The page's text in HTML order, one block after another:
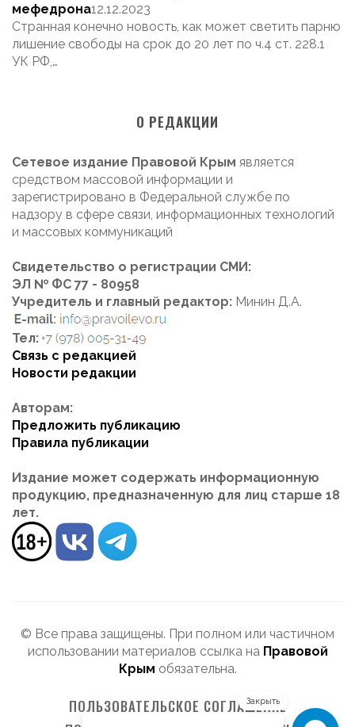
мефедрона12.12.2023
Странная конечно новость, как может светить парню
лишение свободы на срок до 20 лет по ч.4 ст. 228.1
УК РФ,…
О РЕДАКЦИИ
Сетевое издание Правовой Крым является
средством массовой информации и
зарегистрировано в Федеральной службе по
надзору в сфере связи, информационных технологий
и массовых коммуникаций
Свидетельство о регистрации СМИ:
ЭЛ № ФС 77 - 80958
Учредитель и главный редактор: Минин Д.А.
Тел:
Связь с редакцией
Новости редакции
Авторам:
Предложить публикацию
Правила публикации
Издание может содержать информационную
продукцию, предназначенную для лиц старше 18
лет.
© Все права защищены. При полном или частичном
использовании материалов ссылка на Правовой
Крым обязательна.
ПОЛЬЗОВАТЕЛЬСКОЕ СОГЛАШЕНИЕ
Закрыть